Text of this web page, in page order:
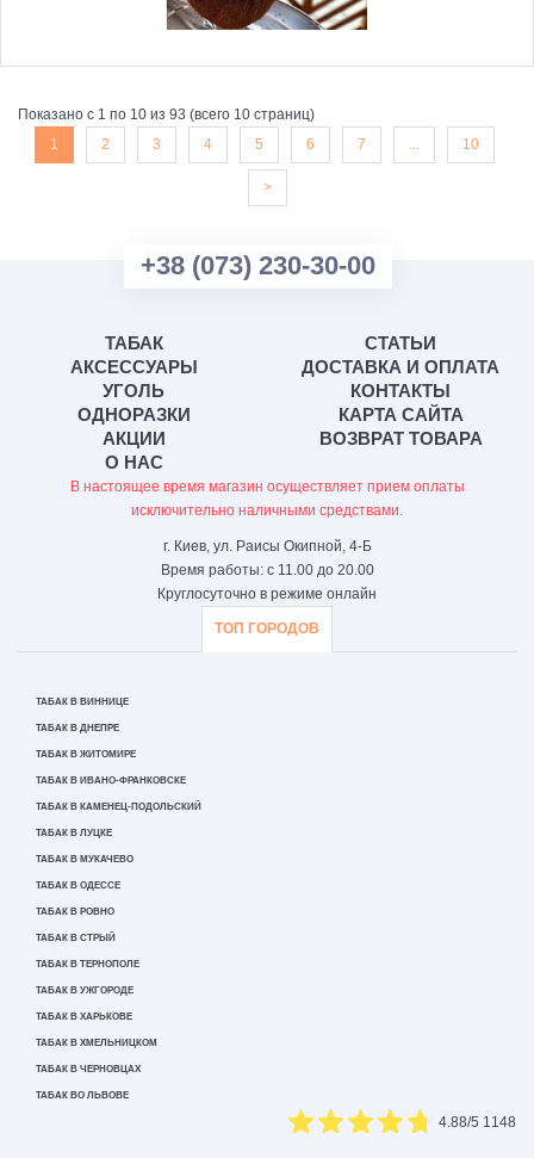
Показано с 1 по 10 из 93 (всего 10 страниц)
1
2 3 4 5 6 7 10
>
+38 (073) 230-30-00
ТАБАК
АКСЕССУАРЫ
УГОЛЬ
ОДНОРАЗКИ
АКЦИИ
О НАС
СТАТЬИ
ДОСТАВКА И ОПЛАТА
КОНТАКТЫ
КАРТА САЙТА
ВОЗВРАТ ТОВАРА
В настоящее время магазин осуществляет прием оплаты
исключительно наличными средствами.
г. Киев, ул. Раисы Окипной, 4-Б
Время работы: с 11.00 до 20.00
Круглосуточно в режиме онлайн
ТОП ГОРОДОВ
ТАБАК В ВИННИЦЕ
ТАБАК В ДНЕПРЕ
ТАБАК В ЖИТОМИРЕ
ТАБАК В ИВАНО-ФРАНКОВСКЕ
ТАБАК В КАМЕНЕЦ-ПОДОЛЬСКИЙ
ТАБАК В ЛУЦКЕ
ТАБАК В МУКАЧЕВО
ТАБАК В ОДЕССЕ
ТАБАК В РОВНО
ТАБАК В СТРЫЙ
ТАБАК В ТЕРНОПОЛЕ
ТАБАК В УЖГОРОДЕ
ТАБАК В ХАРЬКОВЕ
ТАБАК В ХМЕЛЬНИЦКОМ
ТАБАК В ЧЕРНОВЦАХ
ТАБАК ВО ЛЬВОВЕ
4.88/5 1148